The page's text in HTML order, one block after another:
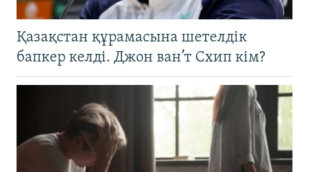
Қазақстан құрамасына шетелдік
бапкер келді. Джон ван’т Схип кім?